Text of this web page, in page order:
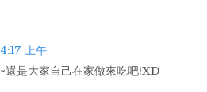
上午
還是大家自己在家做來吃吧!XD